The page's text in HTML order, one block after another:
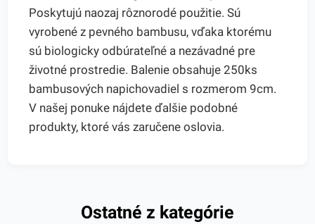
Poskytujú naozaj rôznorodé použitie. Sú
vyrobené z pevného bambusu, vďaka ktorému
sú biologicky odbúrateľné a nezávadné pre
životné prostredie. Balenie obsahuje 250ks
bambusových napichovadiel s rozmerom 9cm.
V našej ponuke nájdete ďalšie podobné
produkty, ktoré vás zaručene oslovia.
Ostatné z kategórie